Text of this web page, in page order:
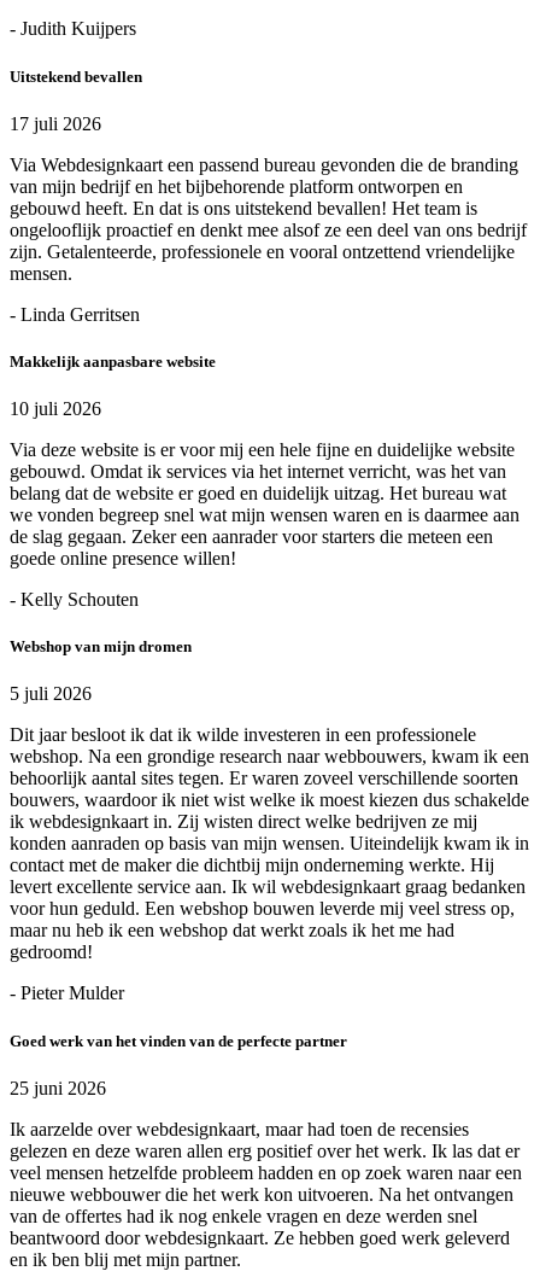
- Judith Kuijpers
Uitstekend bevallen
17 juli 2026
Via Webdesignkaart een passend bureau gevonden die de branding
van mijn bedrijf en het bijbehorende platform ontworpen en
gebouwd heeft. En dat is ons uitstekend bevallen! Het team is
ongelooflijk proactief en denkt mee alsof ze een deel van ons bedrijf
zijn. Getalenteerde, professionele en vooral ontzettend vriendelijke
mensen.
- Linda Gerritsen
Makkelijk aanpasbare website
10 juli 2026
Via deze website is er voor mij een hele fijne en duidelijke website
gebouwd. Omdat ik services via het internet verricht, was het van
belang dat de website er goed en duidelijk uitzag. Het bureau wat
we vonden begreep snel wat mijn wensen waren en is daarmee aan
de slag gegaan. Zeker een aanrader voor starters die meteen een
goede online presence willen!
- Kelly Schouten
Webshop van mijn dromen
5 juli 2026
Dit jaar besloot ik dat ik wilde investeren in een professionele
webshop. Na een grondige research naar webbouwers, kwam ik een
behoorlijk aantal sites tegen. Er waren zoveel verschillende soorten
bouwers, waardoor ik niet wist welke ik moest kiezen dus schakelde
ik webdesignkaart in. Zij wisten direct welke bedrijven ze mij
konden aanraden op basis van mijn wensen. Uiteindelijk kwam ik in
contact met de maker die dichtbij mijn onderneming werkte. Hij
levert excellente service aan. Ik wil webdesignkaart graag bedanken
voor hun geduld. Een webshop bouwen leverde mij veel stress op,
maar nu heb ik een webshop dat werkt zoals ik het me had
gedroomd!
- Pieter Mulder
Goed werk van het vinden van de perfecte partner
25 juni 2026
Ik aarzelde over webdesignkaart, maar had toen de recensies
gelezen en deze waren allen erg positief over het werk. Ik las dat er
veel mensen hetzelfde probleem hadden en op zoek waren naar een
nieuwe webbouwer die het werk kon uitvoeren. Na het ontvangen
van de offertes had ik nog enkele vragen en deze werden snel
beantwoord door webdesignkaart. Ze hebben goed werk geleverd
en ik ben blij met mijn partner.